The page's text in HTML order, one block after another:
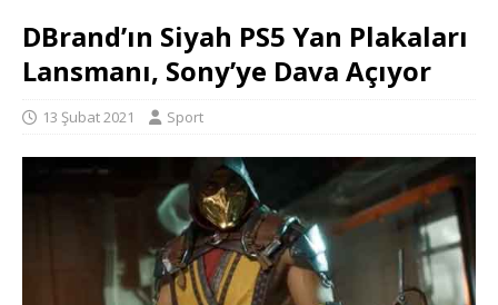
DBrand’ın Siyah PS5 Yan Plakaları
Lansmanı, Sony’ye Dava Açıyor
13 Şubat 2021 Sport